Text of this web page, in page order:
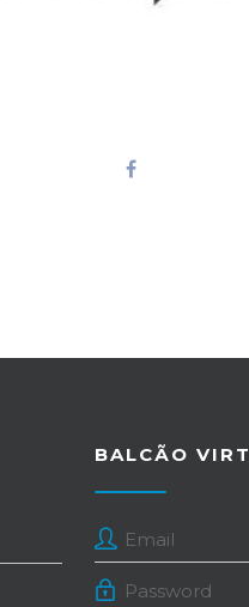
BALCÃO